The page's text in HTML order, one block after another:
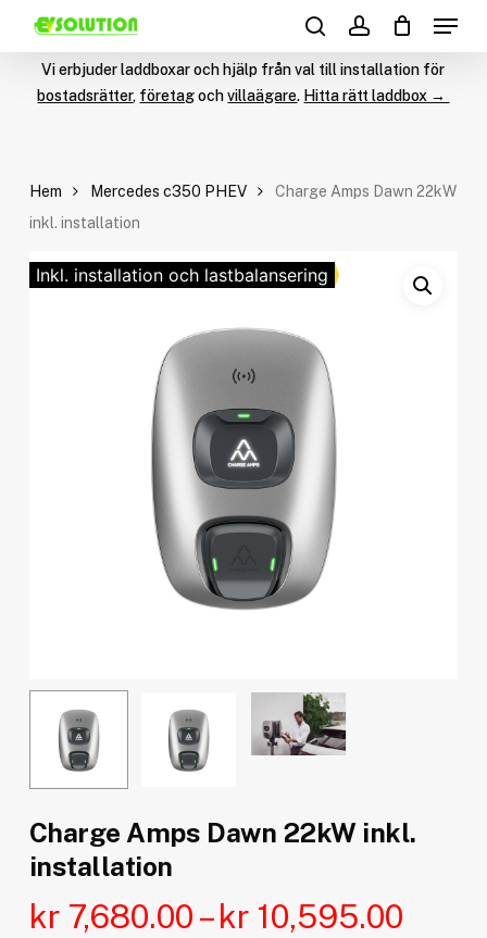
content
Products
search
searchaccount
Menu
Vi erbjuder laddboxar och hjälp från val till installation för
bostadsrätter, företagochvillaägare. Hitta rätt laddbox →
Hem Mercedes c350 PHEV
Charge Amps Dawn 22kW
inkl. installation
Inkl. installation och lastbalansering
Charge Amps Dawn 22kW inkl.
installation
kr 7,680.00– kr 10,595.00